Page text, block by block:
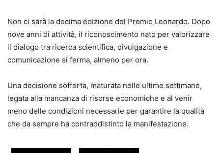
Non ci sarà la decima edizione del Premio Leonardo. Dopo
nove anni di attività, il riconoscimento nato per valorizzare
il dialogo tra ricerca scientifica, divulgazione e
comunicazione si ferma, almeno per ora.
Una decisione sofferta, maturata nelle ultime settimane,
legata alla mancanza di risorse economiche e al venir
meno delle condizioni necessarie per garantire la qualità
che da sempre ha contraddistinto la manifestazione.